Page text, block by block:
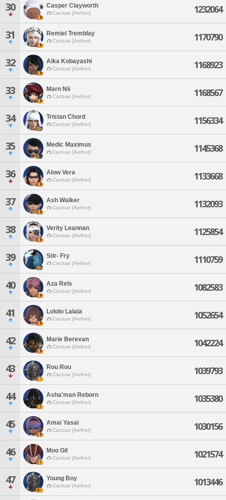
30 Casper Clayworth
Cactuar [Aether] 1232064
31 Remiel Tremblay
Cactuar [Aether] 1170790
32 Aika Kobayashi
Cactuar [Aether] 1168923
33 Marn Nii
Cactuar [Aether] 1168567
34 Tristan Chord
Cactuar [Aether] 1156334
35 Medic Maximus
Cactuar [Aether] 1145368
36 Alow Vera
Cactuar [Aether] 1133668
37 Ash Walker
Cactuar [Aether] 1132093
38 Verity Leannan
Cactuar [Aether] 1125854
39 Stir- Fry
Cactuar [Aether] 1110759
40 Aza Rels
Cactuar [Aether] 1082583
41 Lololo Lalala
Cactuar [Aether] 1052654
42 Marie Berevan
Cactuar [Aether] 1042224
43 Rou Rou
Cactuar [Aether] 1039793
44 Asha'man Reborn
Cactuar [Aether] 1035380
45 Amai Yasai
Cactuar [Aether] 1030156
46 Moo Gil
Cactuar [Aether] 1021574
47 Young Boy
Cactuar [Aether] 1013446